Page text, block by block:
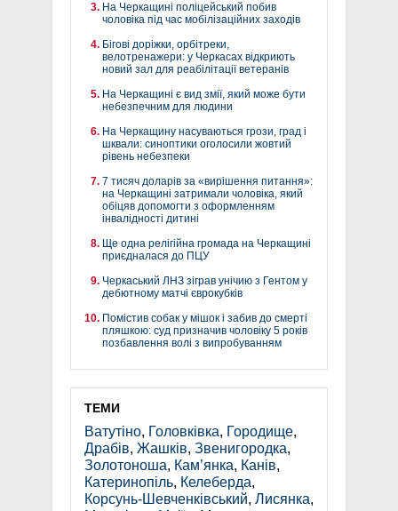
На Черкащині поліцейський побив
чоловіка під час мобілізаційних заходів
Бігові доріжки, орбітреки,
велотренажери: у Черкасах відкриють
новий зал для реабілітації ветеранів
На Черкащині є вид змії, який може бути
небезпечним для людини
На Черкащину насуваються грози, град і
шквали: синоптики оголосили жовтий
рівень небезпеки
7 тисяч доларів за «вирішення питання»:
на Черкащині затримали чоловіка, який
обіцяв допомогти з оформленням
інвалідності дитині
Ще одна релігійна громада на Черкащині
приєдналася до ПЦУ
Черкаський ЛНЗ зіграв унічию з Гентом у
дебютному матчі єврокубків
Помістив собак у мішок і забив до смерті
пляшкою: суд призначив чоловіку 5 років
позбавлення волі з випробуванням
ТЕМИ
Ватутіно, Головківка, Городище,
Драбів, Жашків, Звенигородка,
Золотоноша, Кам’янка, Канів,
Катеринопіль, Келеберда,
Корсунь-Шевченківський, Лисянка,